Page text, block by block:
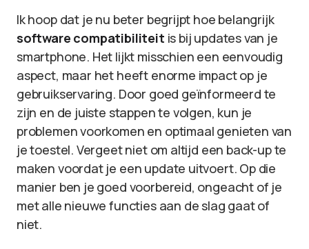
Ik hoop dat je nu beter begrijpt hoe belangrijk
software compatibiliteit is bij updates van je
smartphone. Het lijkt misschien een eenvoudig
aspect, maar het heeft enorme impact op je
gebruikservaring. Door goed geïnformeerd te
zijn en de juiste stappen te volgen, kun je
problemen voorkomen en optimaal genieten van
je toestel. Vergeet niet om altijd een back-up te
maken voordat je een update uitvoert. Op die
manier ben je goed voorbereid, ongeacht of je
met alle nieuwe functies aan de slag gaat of
niet.